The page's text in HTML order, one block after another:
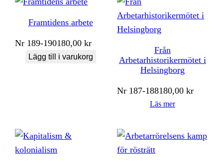
Framtidens arbete
Nr 189-190180,00kr
Lägg till i varukorg
Från
Arbetarhistorikermötet i
Helsingborg
Nr 187-188180,00kr
Läs mer